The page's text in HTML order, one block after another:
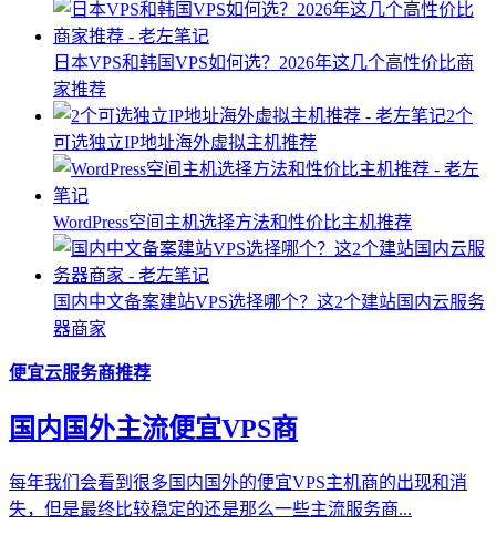
日本VPS和韩国VPS如何选？2026年这几个高性价比商
家推荐
2个
可选独立IP地址海外虚拟主机推荐
WordPress空间主机选择方法和性价比主机推荐
国内中文备案建站VPS选择哪个？这2个建站国内云服务
器商家
便宜云服务商推荐
国内国外主流便宜VPS商
每年我们会看到很多国内国外的便宜VPS主机商的出现和消
失，但是最终比较稳定的还是那么一些主流服务商...